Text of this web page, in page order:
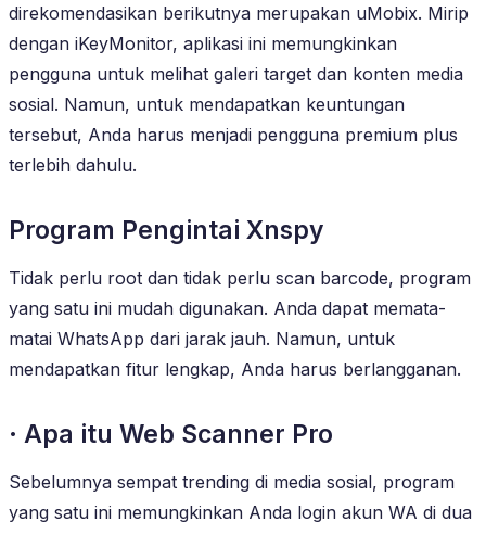
direkomendasikan berikutnya merupakan uMobix. Mirip
dengan iKeyMonitor, aplikasi ini memungkinkan
pengguna untuk melihat galeri target dan konten media
sosial. Namun, untuk mendapatkan keuntungan
tersebut, Anda harus menjadi pengguna premium plus
terlebih dahulu.
Program Pengintai Xnspy
Tidak perlu root dan tidak perlu scan barcode, program
yang satu ini mudah digunakan. Anda dapat memata-
matai WhatsApp dari jarak jauh. Namun, untuk
mendapatkan fitur lengkap, Anda harus berlangganan.
· Apa itu Web Scanner Pro
Sebelumnya sempat trending di media sosial, program
yang satu ini memungkinkan Anda login akun WA di dua